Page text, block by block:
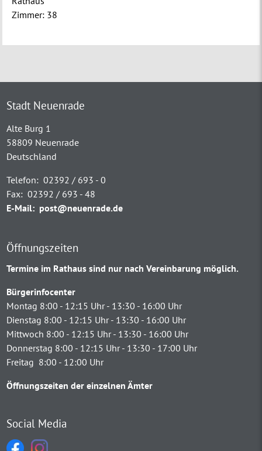
Zimmer: 38
Stadt Neuenrade
Alte Burg 1
58809 Neuenrade
Deutschland
Telefon: 02392 / 693 - 0
Fax: 02392 / 693 - 48
E-Mail: post@neuenrade.de
Öffnungszeiten
Termine im Rathaus sind nur nach Vereinbarung möglich.
Bürgerinfocenter
Montag 8:00 - 12:15 Uhr - 13:30 - 16:00 Uhr
Dienstag 8:00 - 12:15 Uhr - 13:30 - 16:00 Uhr
Mittwoch 8:00 - 12:15 Uhr - 13:30 - 16:00 Uhr
Donnerstag 8:00 - 12:15 Uhr - 13:30 - 17:00 Uhr
Freitag 8:00 - 12:00 Uhr
Öffnungszeiten der einzelnen Ämter
Social Media